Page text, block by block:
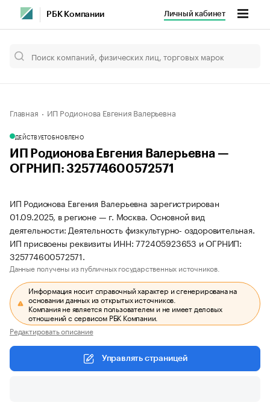
РБК Компании Личный кабинет
Главная ИП Родионова Евгения Валерьевна
ДЕЙСТВУЕТОБНОВЛЕНО
ИП Родионова Евгения Валерьевна —
ОГРНИП: 325774600572571
ИП Родионова Евгения Валерьевна зарегистрирован
01.09.2025, в регионе — г. Москва. Основной вид
деятельности: Деятельность физкультурно- оздоровительная.
ИП присвоены реквизиты ИНН: 772405923653 и ОГРНИП:
325774600572571.
Данные получены из публичных государственных источников.
Информация носит справочный характер и сгенерирована на
основании данных из открытых источников.
Компания не является пользователем и не имеет деловых
отношений с сервисом РБК Компании.
Редактировать описание
Управлять страницей